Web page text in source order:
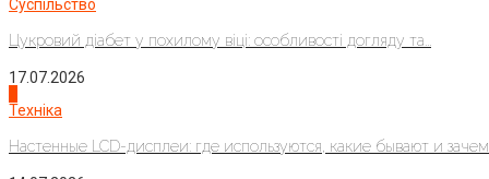
Суспільство
Цукровий діабет у похилому віці: особливості догляду та...
17.07.2026
Техніка
Настенные LCD-дисплеи: где используются, какие бывают и